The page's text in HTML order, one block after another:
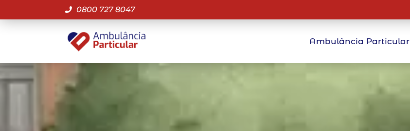
0800 727 8047
Ambulância Particular